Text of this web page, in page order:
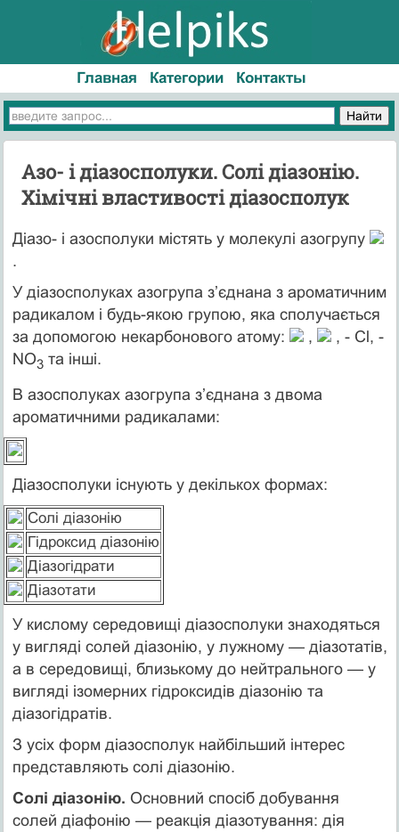
Главная Категории Контакты
Азо- і діазосполуки. Солі діазонію.
Хімічні властивості діазосполук
Діазо- і азосполуки містять у молекулі азогрупу
.
У діазосполуках азогрупа з’єднана з ароматичним
радикалом і будь-якою групою, яка сполучається
за допомогою некарбонового атому:
,
, - Cl, -
NO3 та інші.
В азосполуках азогрупа з’єднана з двома
ароматичними радикалами:
Діазосполуки існують у декількох формах:
Солі діазонію
Гідроксид діазонію
Діазогідрати
Діазотати
У кислому середовищі діазосполуки знаходяться
у вигляді солей діазонію, у лужному — діазотатів,
а в середовищі, близькому до нейтрального — у
вигляді ізомерних гідроксидів діазонію та
діазогідратів.
З усіх форм діазосполук найбільший інтерес
представляють солі діазонію.
Солі діазонію. Основний спосіб добування
солей діафонію — реакція діазотування: дія